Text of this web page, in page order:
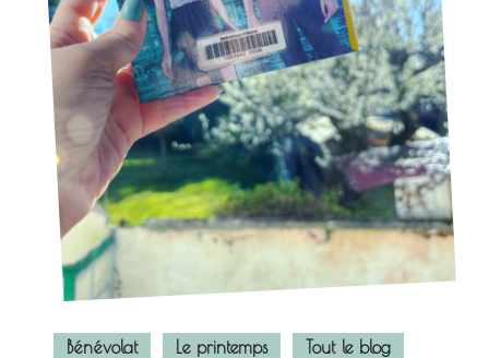
Bénévolat Le printemps Tout le blog